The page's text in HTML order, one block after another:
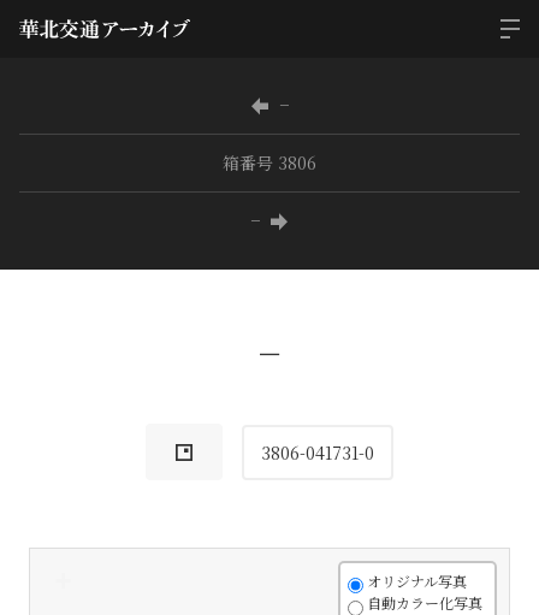
−
箱番号 3806
−
−
3806-041731-0
オリジナル写真
自動カラー化写真